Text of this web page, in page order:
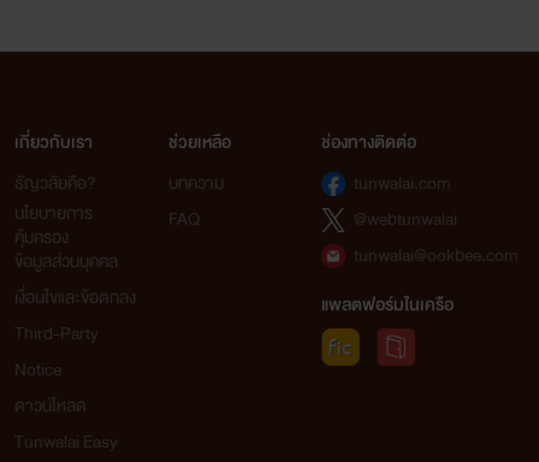
เกี่ยวกับเรา
ธัญวลัยคือ?
นโยบายการ
คุ้มครอง
ข้อมูลส่วนบุคคล
เงื่อนไขและข้อตกลง
Third-Party
Notice
ดาวน์โหลด
Tunwalai Easy
ช่วยเหลือ
บทความ
FAQ
ช่องทางติดต่อ
tunwalai.com
@webtunwalai
tunwalai@ookbee.com
แพลตฟอร์มในเครือ